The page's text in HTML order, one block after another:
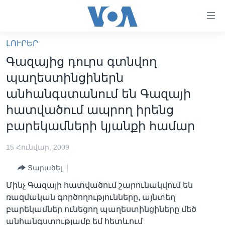
հիմնական
բովանդակությանը
անցնել
հիմնական
բովանդակությանը
հիմնական
բովանդակություն
ԼՈՒՐԵՐ
ՍՓՅՈՒՌՔ
ՏԵՍԱՆՅՈՒԹԵՐ
ՖԻԼՄԵՐ
ՖԻԼՄԵՐ
ՄԵՐ ՄԱՍԻՆ
ԿԱՊ ՄԵԶ ՀԵՏ
Learning English
ՀԵՏԵՒԵՔ ՄԵԶ
ԼՈՒՐԵՐ
Գազայից դուրս գտնվող
պաղեստինցիներն
անհանգստանում են Գազայի
հատվածում ապրող իրենց
բարեկամների կյանքի համար
15 Հունվար, 2009
Տարածել
Մինչ Գազայի հատվածում շարունակվում են
ռազմական գործողությունները, այնտեղ
բարեկամներ ունեցող պաղեստինցիները մեծ
անհանգստությամբ եմ հետևում